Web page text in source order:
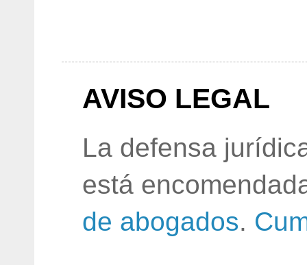
AVISO LEGAL
La defensa
está
de abogados.